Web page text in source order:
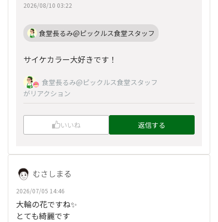
2026/08/10 03:22
食堂長るみ@ピックルス食堂スタッフ
サイケカラー大好きです！
食堂長るみ@ピックルス食堂スタッフ
がリアクション
いいね 返信する
むさしまる
2026/07/05 14:46
大輪の花ですね✨️
とても綺麗です